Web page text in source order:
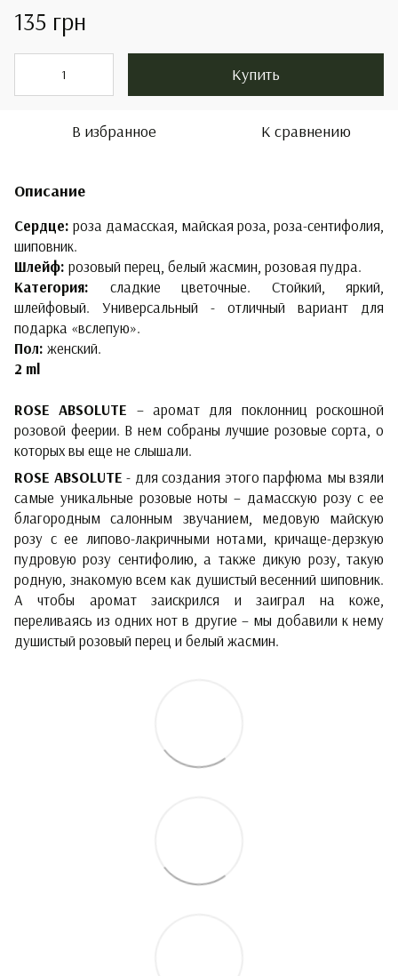
135 грн
Купить
В избранное К сравнению
Описание
Сердце: роза дамасская, майская роза, роза-сентифолия,
шиповник.
Шлейф: розовый перец, белый жасмин, розовая пудра.
Категория: сладкие цветочные. Стойкий, яркий,
шлейфовый. Универсальный - отличный вариант для
подарка «вслепую».
Пол: женский.
2 ml
ROSE ABSOLUTE – аромат для поклонниц роскошной
розовой феерии. В нем собраны лучшие розовые сорта, о
которых вы еще не слышали.
ROSE ABSOLUTE - для создания этого парфюма мы взяли
самые уникальные розовые ноты – дамасскую розу с ее
благородным салонным звучанием, медовую майскую
розу с ее липово-лакричными нотами, кричаще-дерзкую
пудровую розу сентифолию, а также дикую розу, такую
родную, знакомую всем как душистый весенний шиповник.
А чтобы аромат заискрился и заиграл на коже,
переливаясь из одних нот в другие – мы добавили к нему
душистый розовый перец и белый жасмин.